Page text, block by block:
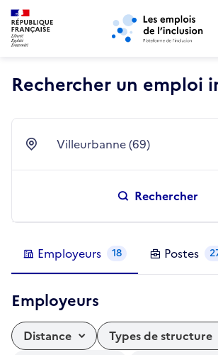
Aller au menu principal Aller au contenu
Rechercher un emploi
Ville Villeurbanne (69)
Rechercher
Employeurs 18 Postes
Employeurs
Distance
Types de structure
Retour au début de la page
Panneau de gestion des cookies